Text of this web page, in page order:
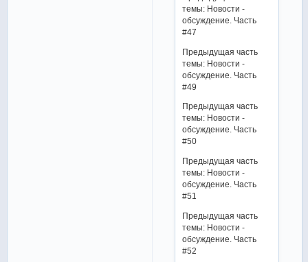
темы: Новости -
обсуждение. Часть
#47
Предыдущая часть
темы: Новости -
обсуждение. Часть
#49
Предыдущая часть
темы: Новости -
обсуждение. Часть
#50
Предыдущая часть
темы: Новости -
обсуждение. Часть
#51
Предыдущая часть
темы: Новости -
обсуждение. Часть
#52